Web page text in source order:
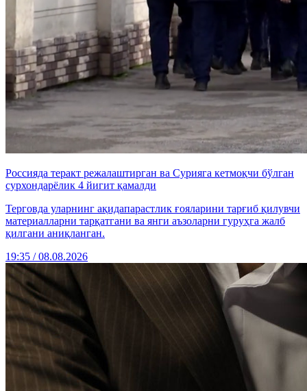
Россияда теракт режалаштирган ва Сурияга кетмоқчи бўлган
сурхондарёлик 4 йигит қамалди
Терговда уларнинг ақидапарастлик ғояларини тарғиб қилувчи
материалларни тарқатгани ва янги аъзоларни гуруҳга жалб
қилгани аниқланган.
19:35 / 08.08.2026